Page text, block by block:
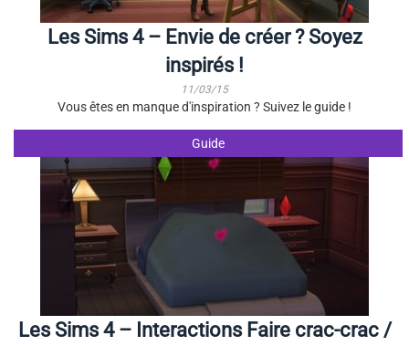
Les Sims 4 – Envie de créer ? Soyez
inspirés !
11/03/15
Vous êtes en manque d'inspiration ? Suivez le guide !
Guide
Les Sims 4 – Interactions Faire crac-crac /